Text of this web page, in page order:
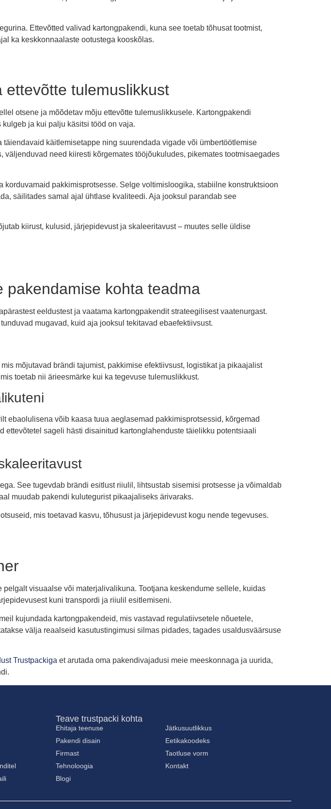
Ettevõtted valivad kartongpakendi, kuna see toetab tõhusat tootmist,
ka keskkonnaalaste ootustega kooskõlas.
tulemuslikkust
otsene ja mõõdetav mõju ettevõtte tulemuslikkusele. Kartongpakendi
ja kui palju käsitsi tööd on vaja.
käitlemisetappe ning suurendada vigade või ümbertöötlemise
need kiiresti kõrgemates tööjõukuludes, pikemates tootmisaegades
pakkimisprotsesse. Selge voltimisloogika, stabiilne konstruktsioon
säilitades samal ajal ühtlase kvaliteedi. Aja jooksul parandab see
kiirust, kulusid, järjepidevust ja skaleeritavust – muutes selle üldise
pakendamise kohta teadma
eeldustest ja vaatama kartongpakendit strateegilisest vaatenurgast.
mugavad, kuid aja jooksul tekitavad ebaefektiivsust.
mõjutavad brändi tajumist, pakkimise efektiivsust, logistikat ja pikaajalist
toetab nii ärieesmärke kui ka tegevuse tulemuslikkust.
ebaolulisena võib kaasa tuua aeglasemad pakkimisprotsessid, kõrgemad
sageli hästi disainitud kartonglahenduste täielikku potentsiaali
See tugevdab brändi esitlust riiulil, lihtsustab sisemisi protsesse ja võimaldab
muudab pakendi kulutegurist pikaajaliseks ärivaraks.
mis toetavad kasvu, tõhusust ja järjepidevust kogu nende tegevuses.
visuaalse või materjalivalikuna. Tootjana keskendume sellele, kuidas
kuni transpordi ja riiulil esitlemiseni.
kujundada kartongpakendeid, mis vastavad regulatiivsetele nõuetele,
välja reaalseid kasutustingimusi silmas pidades, tagades usaldusväärsuse
Trustpackiga et arutada oma pakendivajadusi meie meeskonnaga ja uurida,
Teave trustpacki kohta
Ehitaja teenuse
Pakendi disain
Firmast
Tehnoloogia
Blogi
Jätkusuutlikkus
Eetikakoodeks
Taotluse vorm
Kontakt